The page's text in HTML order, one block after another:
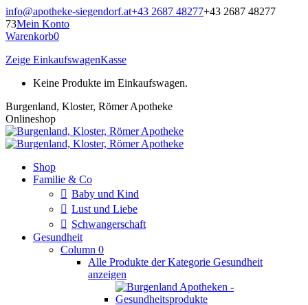
Zum
Inhalt
springen
info@apotheke-siegendorf.at+43 2687 48277+43 2687 48277
73Mein Konto
Warenkorb0
Zeige EinkaufswagenKasse
Keine Produkte im Einkaufswagen.
Burgenland, Kloster, Römer Apotheke
Onlineshop
Shop
Familie & Co
Baby und Kind
Lust und Liebe
Schwangerschaft
Gesundheit
Column 0
Alle Produkte der Kategorie Gesundheit
anzeigen